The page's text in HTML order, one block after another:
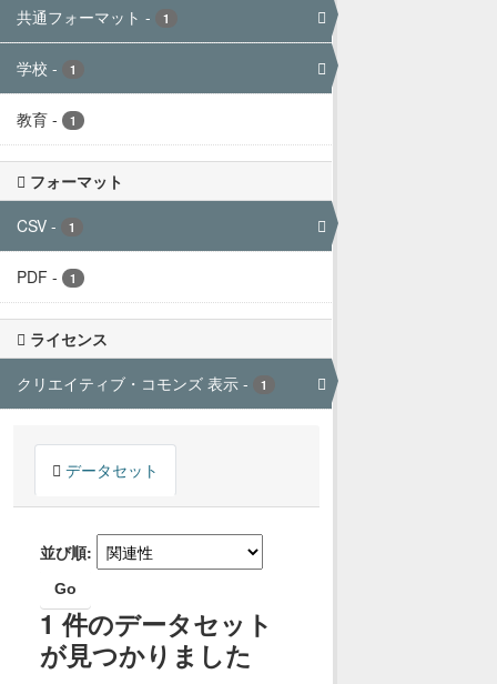
共通フォーマット - 1
学校 - 1
教育 - 1
フォーマット
CSV - 1
PDF - 1
ライセンス
クリエイティブ・コモンズ 表示 - 1
データセット
並び順
Go
1 件のデータセット
が見つかりました